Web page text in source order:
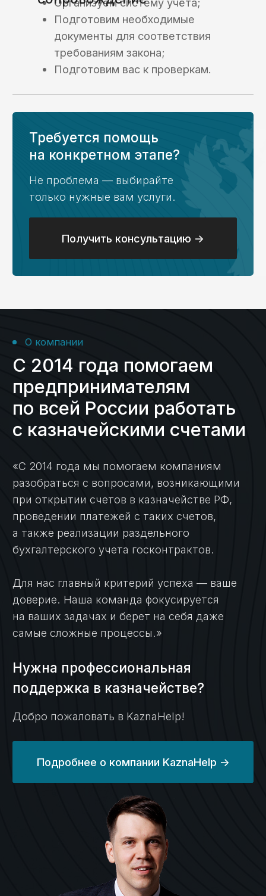
получение аванса
Консультация,
формирование
платежей
Все о казначейском
счете — в наших статьях
Блог